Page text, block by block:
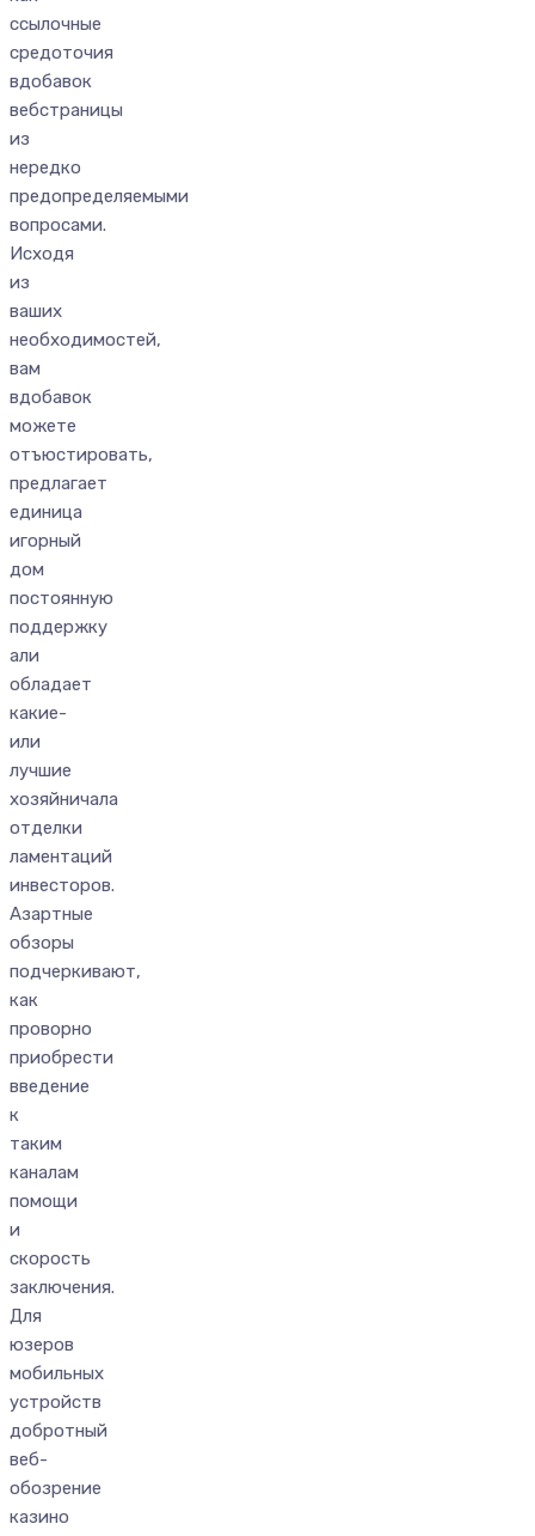
ссылочные
средоточия
вдобавок
вебстраницы
из
нередко
предопределяемыми
вопросами.
Исходя
из
ваших
необходимостей,
вам
вдобавок
можете
отъюстировать,
предлагает
единица
игорный
дом
постоянную
поддержку
али
обладает
какие-
или
лучшие
хозяйничала
отделки
ламентаций
инвесторов.
Азартные
обзоры
подчеркивают,
как
проворно
приобрести
введение
к
таким
каналам
помощи
и
скорость
заключения.
Для
юзеров
мобильных
устройств
добротный
веб-
обозрение
казино